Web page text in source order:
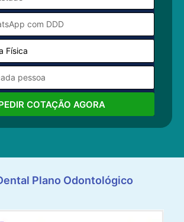
COTAÇÃO AGORA
Plano Odontológico